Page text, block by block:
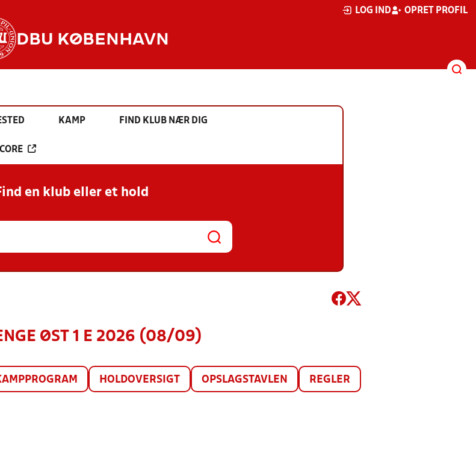
LOG IND OPRET PROFIL
DBU KØBENHAVN
KAMP FIND KLUB NÆR DIG
en klub eller et hold
ØST 1 E 2026 (08/09)
HOLDOVERSIGT OPSLAGSTAVLEN REGLER